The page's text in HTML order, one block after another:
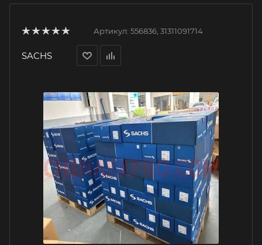
Артикул: 556836, 31311091714
SACHS